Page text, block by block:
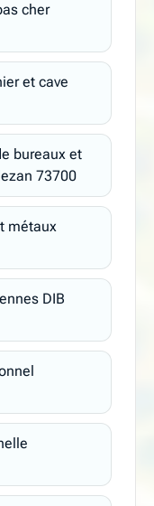
cher
et cave
bureaux et
73700
métaux
DIB